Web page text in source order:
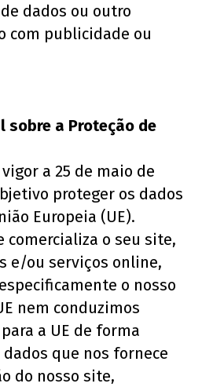
dados ou outro
com publicidade ou
sobre a Proteção de
a 25 de maio de
proteger os dados
Europeia (UE).
comercializa o seu site,
e/ou serviços online,
o nosso
nem conduzimos
a UE de forma
que nos fornece
do nosso site,